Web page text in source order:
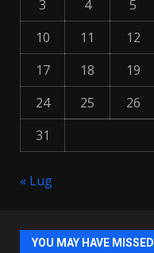
3
4 5
10
11 12
17
18 19
24
25 26
31
« Lug
YOU MAY HAVE MISSED